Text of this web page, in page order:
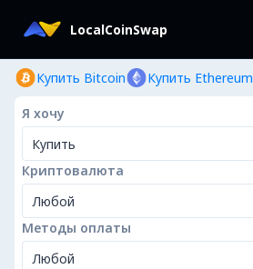
LocalCoinSwap
Купить Bitcoin Купить Ethereum
Я хочу
Купить
Криптовалюта
Любой
Методы оплаты
Любой